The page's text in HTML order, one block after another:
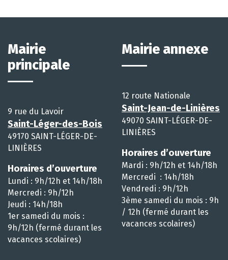
Mairie
principale
9 rue du Lavoir
Saint-Léger-des-Bois
49170 SAINT-LÉGER-DE-
LINIÈRES
Horaires d’ouverture
Lundi : 9h/12h et 14h/18h
Mercredi : 9h/12h
Jeudi : 14h/18h
1er samedi du mois :
9h/12h (fermé durant les
vacances scolaires)
Mairie annexe
12 route Nationale
Saint-Jean-de-Linières
49070 SAINT-LÉGER-DE-
LINIÈRES
Horaires d’ouverture
Mardi : 9h/12h et 14h/18h
Mercredi : 14h/18h
Vendredi : 9h/12h
3ème samedi du mois : 9h
/ 12h (fermé durant les
vacances scolaires)